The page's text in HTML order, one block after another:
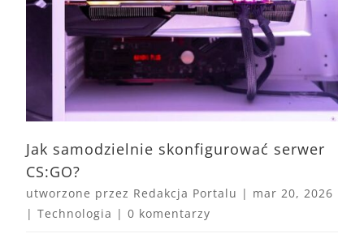
Jak samodzielnie skonfigurować serwer
CS:GO?
utworzone przez Redakcja Portalu | mar 20, 2026
|Technologia |0 komentarzy